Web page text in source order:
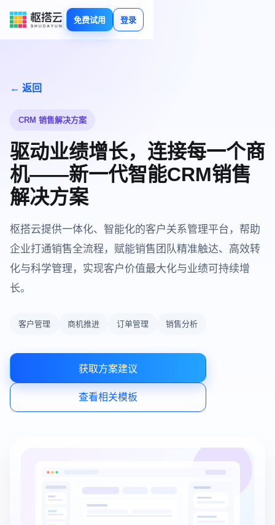
免费试用 登录
← 返回
CRM 销售解决方案
驱动业绩增长，连接每一个商
机——新一代智能CRM销售
解决方案
枢搭云提供一体化、智能化的客户关系管理平台，帮助
企业打通销售全流程，赋能销售团队精准触达、高效转
化与科学管理，实现客户价值最大化与业绩可持续增
长。
客户管理 商机推进 订单管理 销售分析
获取方案建议
查看相关模板